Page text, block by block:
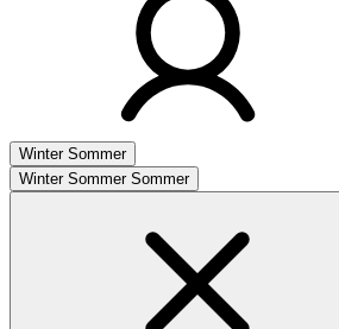
Winter Sommer
Winter Sommer Sommer